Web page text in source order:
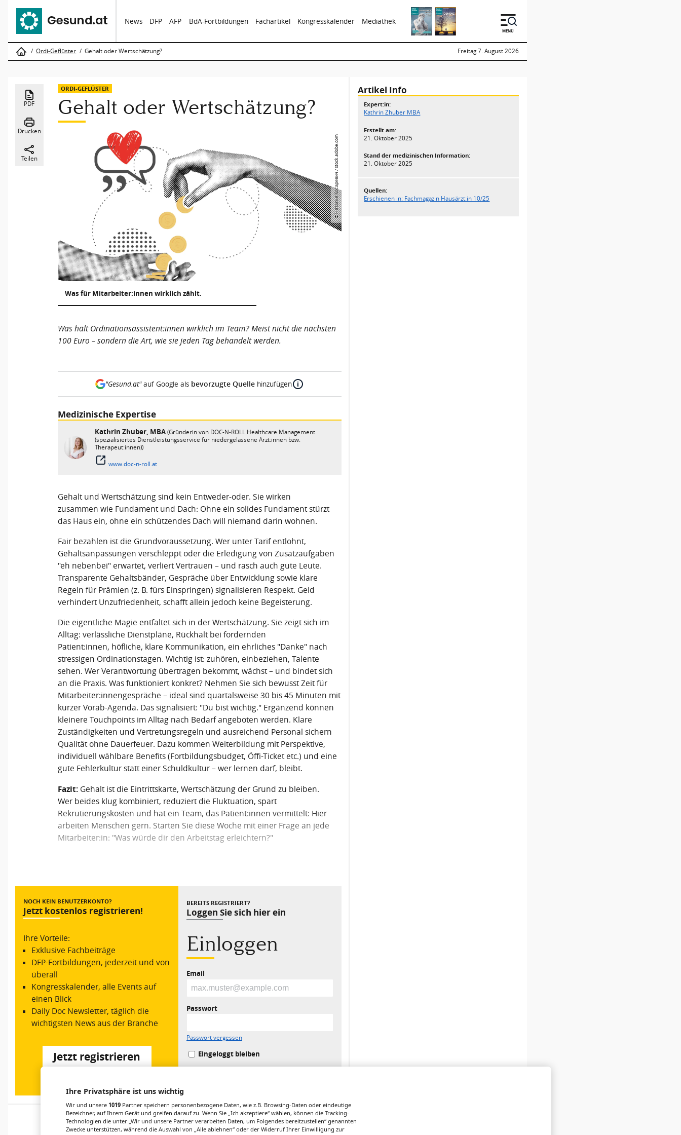
News DFP AFP BdA-Fortbildungen Fachartikel Kongresskalender Mediathek
MENÜ
Ordi-Geflüster Gehalt oder Wertschätzung? Freitag 7. August 2026
PDF
Drucken
Teilen
ORDI-GEFLÜSTER
Gehalt oder Wertschätzung?
Was für Mitarbeiter:innen wirklich zählt.
© Наталья Косаревич / stock.adobe.com
Was hält Ordinationsassistent:innen wirklich im Team? Meist nicht die nächsten
100 Euro – sondern die Art, wie sie jeden Tag behandelt werden.
"Gesund.at"auf Google als bevorzugte Quellehinzufügen
Medizinische Expertise
Kathrin Zhuber, MBA (Gründerin von DOC-N-ROLL Healthcare Management
(spezialisiertes Dienstleistungsservice für niedergelassene Ärzt:innen bzw.
Therapeut:innen))
www.doc-n-roll.at
Gehalt und Wertschätzung sind kein Entweder-oder. Sie wirken
zusammen wie Fundament und Dach: Ohne ein solides Fundament stürzt
das Haus ein, ohne ein schützendes Dach will niemand darin wohnen.
Fair bezahlen ist die Grundvoraussetzung. Wer unter Tarif entlohnt,
Gehaltsanpassungen verschleppt oder die Erledigung von Zusatzaufgaben
"eh nebenbei" erwartet, verliert Vertrauen – und rasch auch gute Leute.
Transparente Gehaltsbänder, Gespräche über Entwicklung sowie klare
Regeln für Prämien (z. B. fürs Einspringen) signalisieren Respekt. Geld
verhindert Unzufriedenheit, schafft allein jedoch keine Begeisterung.
Die eigentliche Magie entfaltet sich in der Wertschätzung. Sie zeigt sich im
Alltag: verlässliche Dienstpläne, Rückhalt bei fordernden
Patient:innen, höfliche, klare Kommunikation, ein ehrliches "Danke" nach
stressigen Ordinationstagen. Wichtig ist: zuhören, einbeziehen, Talente
sehen. Wer Verantwortung übertragen bekommt, wächst – und bindet sich
an die Praxis. Was funktioniert konkret? Nehmen Sie sich bewusst Zeit für
Mitarbeiter:innengespräche – ideal sind quartalsweise 30 bis 45 Minuten mit
kurzer Vorab-Agenda. Das signalisiert: "Du bist wichtig." Ergänzend können
kleinere Touchpoints im Alltag nach Bedarf angeboten werden. Klare
Zuständigkeiten und Vertretungsregeln und ausreichend Personal sichern
Qualität ohne Dauerfeuer. Dazu kommen Weiterbildung mit Perspektive,
individuell wählbare Benefits (Fortbildungsbudget, Öffi-Ticket etc.) und eine
gute Fehlerkultur statt einer Schuldkultur – wer lernen darf, bleibt.
Fazit: Gehalt ist die Eintrittskarte, Wertschätzung der Grund zu bleiben.
Wer beides klug kombiniert, reduziert die Fluktuation, spart
Rekrutierungskosten und hat ein Team, das Patient:innen vermittelt: Hier
arbeiten Menschen gern. Starten Sie diese Woche mit einer Frage an jede
Mitarbeiter:in: "Was würde dir den Arbeitstag erleichtern?"
NOCH KEIN BENUTZERKONTO?
Jetzt kostenlos registrieren!
Ihre Vorteile:
Exklusive Fachbeiträge
DFP-Fortbildungen, jederzeit und von
überall
Kongresskalender, alle Events auf
einen Blick
Daily Doc Newsletter, täglich die
wichtigsten News aus der Branche
Jetzt registrieren
BEREITS REGISTRIERT?
Loggen Sie sich hier ein
Einloggen
Email
Passwort
Passwort vergessen
Eingeloggt bleiben
Artikel Info
Expert:in:
Kathrin Zhuber MBA
Erstellt am:
21. Oktober 2025
Stand der medizinischen Information:
21. Oktober 2025
Quellen:
Erschienen in: Fachmagazin Hausärzt:in 10/25
Ihre Privatsphäre ist uns wichtig
Wir und unsere 1019 Partner speichern personenbezogene Daten, wie z.B. Browsing-Daten oder eindeutige
Bezeichner, auf Ihrem Gerät und greifen darauf zu. Wenn Sie „Ich akzeptiere“ wählen, können die Tracking-
Technologien die unter „Wir und unsere Partner verarbeiten Daten, um Folgendes bereitzustellen“ genannten
Zwecke unterstützen, während die Auswahl von „Alle ablehnen“ oder der Widerruf Ihrer Einwilligung zur